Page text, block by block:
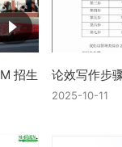
招生
论效写作步
2025-10-11